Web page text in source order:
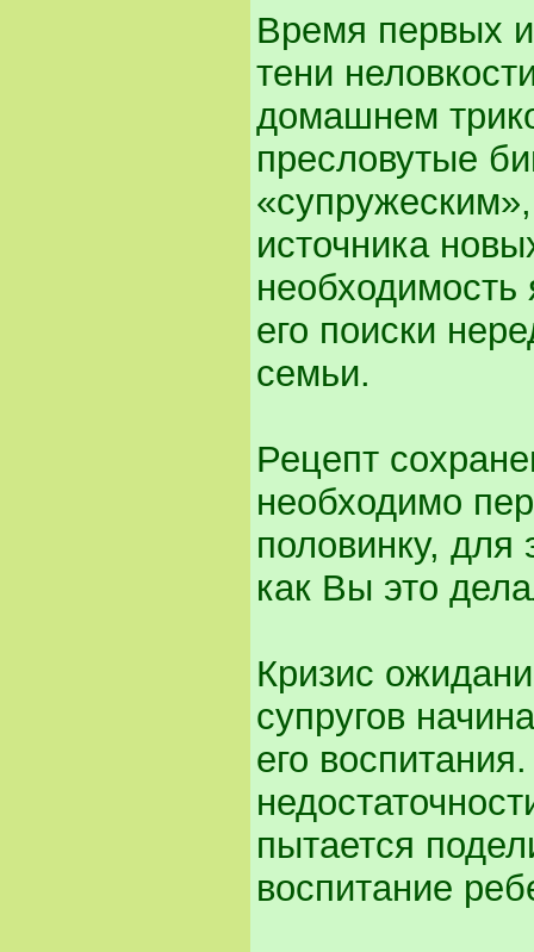
Время первых
тени
домашнем
пресловутые
источника
необходимость
его поиски
семьи.
Рецепт
необходимо
половинку, для
как Вы это
Кризис
супругов
его
пытается
воспитание